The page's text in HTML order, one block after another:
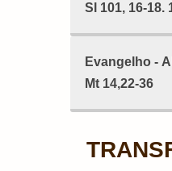
Sl 101, 16-18.
Evangelho -
Mt 14,22-36